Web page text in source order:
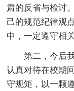
肃的反省与检讨
己的规范纪律观
中，一定遵守相
第二，今后
认真对待在校期
守规矩，以一颗